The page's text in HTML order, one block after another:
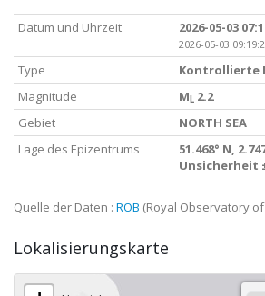
Datum und Uhrzeit 2026-05-03
2026-05-03
Type
Kontrollierte
Magnitude
M L 2.2
Gebiet
NORTH SEA
Lage des Epizentrums
51.468° N,
Unsicherheit
Quelle der Daten : ROB (Royal Observatory
Lokalisierungskarte